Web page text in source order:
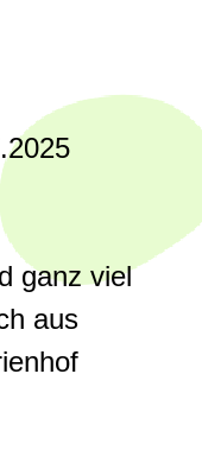
ganz viel
aus